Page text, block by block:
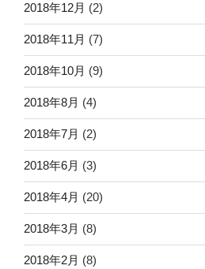
2018年12月 (2)
2018年11月 (7)
2018年10月 (9)
2018年8月 (4)
2018年7月 (2)
2018年6月 (3)
2018年4月 (20)
2018年3月 (8)
2018年2月 (8)